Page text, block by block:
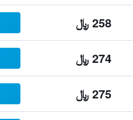
258 ﷼
274 ﷼
275 ﷼